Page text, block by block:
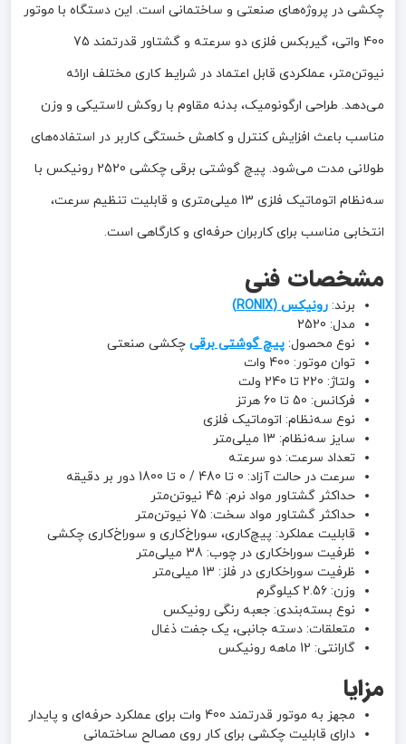
چکشی در پروژه‌های صنعتی و ساختمانی است. این دستگاه با موتور
400 واتی، گیربکس فلزی دو سرعته و گشتاور قدرتمند 75
نیوتن‌متر، عملکردی قابل اعتماد در شرایط کاری مختلف ارائه
می‌دهد. طراحی ارگونومیک، بدنه مقاوم با روکش لاستیکی و وزن
مناسب باعث افزایش کنترل و کاهش خستگی کاربر در استفاده‌های
طولانی مدت می‌شود. پیچ گوشتی برقی چکشی 2520 رونیکس با
سه‌نظام اتوماتیک فلزی 13 میلی‌متری و قابلیت تنظیم سرعت،
انتخابی مناسب برای کاربران حرفه‌ای و کارگاهی است.
مشخصات فنی
برند: رونیکس (RONIX)
مدل: 2520
نوع محصول: پیچ گوشتی برقی چکشی صنعتی
توان موتور: 400 وات
ولتاژ: 220 تا 240 ولت
فرکانس: 50 تا 60 هرتز
نوع سه‌نظام: اتوماتیک فلزی
سایز سه‌نظام: 13 میلی‌متر
تعداد سرعت: دو سرعته
سرعت در حالت آزاد: 0 تا 480 / 0 تا 1800 دور بر دقیقه
حداکثر گشتاور مواد نرم: 45 نیوتن‌متر
حداکثر گشتاور مواد سخت: 75 نیوتن‌متر
قابلیت عملکرد: پیچ‌کاری، سوراخ‌کاری و سوراخ‌کاری چکشی
ظرفیت سوراخکاری در چوب: 38 میلی‌متر
ظرفیت سوراخکاری در فلز: 13 میلی‌متر
وزن: 2.56 کیلوگرم
نوع بسته‌بندی: جعبه رنگی رونیکس
متعلقات: دسته جانبی، یک جفت ذغال
گارانتی: 12 ماهه رونیکس
مزایا
مجهز به موتور قدرتمند 400 وات برای عملکرد حرفه‌ای و پایدار
دارای قابلیت چکشی برای کار روی مصالح ساختمانی